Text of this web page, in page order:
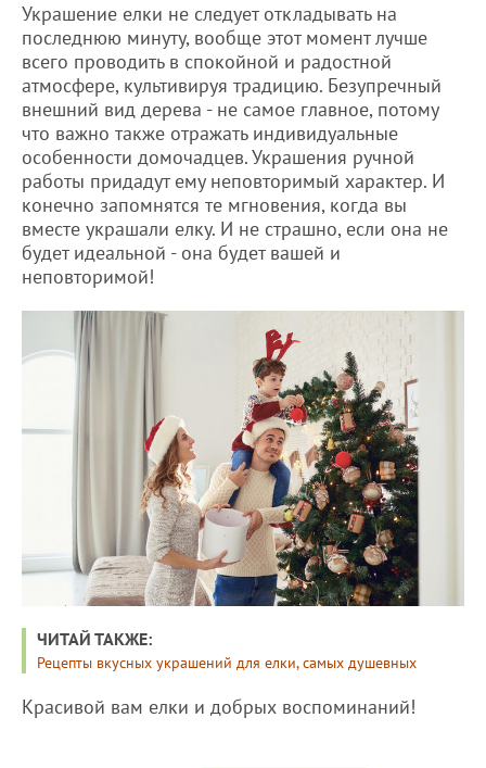
Украшение елки не следует откладывать на
последнюю минуту, вообще этот момент лучше
всего проводить в спокойной и радостной
атмосфере, культивируя традицию. Безупречный
внешний вид дерева - не самое главное, потому
что важно также отражать индивидуальные
особенности домочадцев. Украшения ручной
работы придадут ему неповторимый характер. И
конечно запомнятся те мгновения, когда вы
вместе украшали елку. И не страшно, если она не
будет идеальной - она будет вашей и
неповторимой!
ЧИТАЙ ТАКЖЕ:
Рецепты вкусных украшений для елки, самых душевных
Красивой вам елки и добрых воспоминаний!